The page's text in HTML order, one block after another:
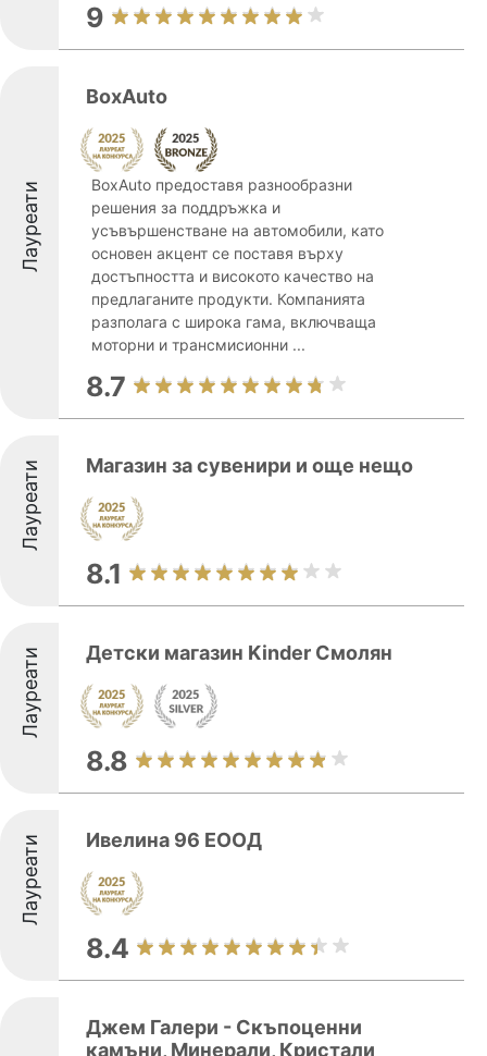
9
Лауреати
BoxAuto
BoxAuto предоставя разнообразни
решения за поддръжка и
усъвършенстване на автомобили, като
основен акцент се поставя върху
достъпността и високото качество на
предлаганите продукти. Компанията
разполага с широка гама, включваща
моторни и трансмисионни ...
8.7
Лауреати Магазин за сувенири и още нещо
8.1
Лауреати Детски магазин Kinder Смолян
8.8
Лауреати Ивелина 96 ЕООД
8.4
Джем Галери - Скъпоценни
камъни, Минерали, Кристали